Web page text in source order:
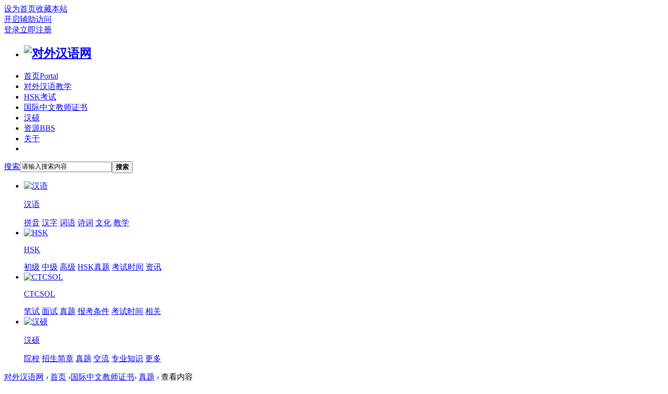
设为首页收藏本站
开启辅助访问
登录立即注册
首页Portal
对外汉语教学
HSK考试
国际中文教师证书
汉硕
资源BBS
关于
搜索 搜索
汉语
拼音 汉字 词语 诗词 文化 教学
HSK
初级 中级 高级 HSK真题 考试时间 资讯
CTCSOL
笔试 面试 真题 报考条件 考试时间 相关
汉硕
院校 招生简章 真题 交流 专业知识 更多
对外汉语网 › 首页 ›国际中文教师证书› 真题 › 查看内容